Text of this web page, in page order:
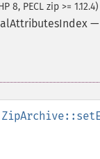
8, PECL zip >= 1.12.4)
—